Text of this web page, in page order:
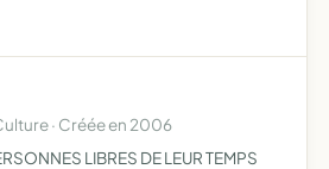
· Créée en 2006
LIBRES DE LEUR TEMPS